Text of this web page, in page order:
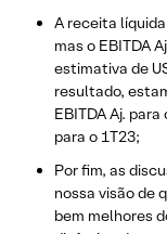
A receita
mas o EBITDA
estimativa de
resultado,
EBITDA Aj.
para o 1T23;
Por fim, as
nossa visão de
bem melhores